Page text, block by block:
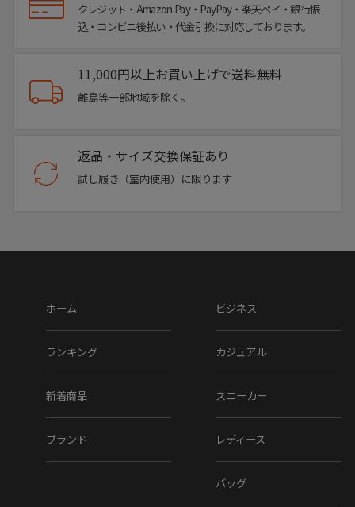
クレジット・Amazon Pay・PayPay・楽天ペイ・銀行振
込・コンビニ後払い・代金引換に対応しております。
11,000円以上お買い上げで送料無料
離島等一部地域を除く。
返品・サイズ交換保証あり
試し履き（室内使用）に限ります
ホーム
ランキング
新着商品
ブランド
ビジネス
カジュアル
スニーカー
レディース
バッグ